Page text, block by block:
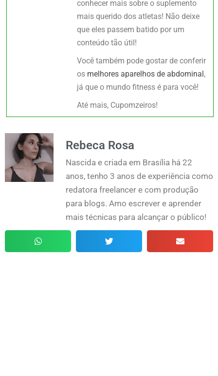
conhecer mais sobre o suplemento
mais querido dos atletas! Não deixe
que eles passem batido por um
conteúdo tão útil!
Você também pode gostar de conferir
os melhores aparelhos de abdominal ,
já que o mundo fitness é para você!
Até mais, Cupomzeiros!
Rebeca Rosa
Nascida e criada em Brasília há 22
anos, tenho 3 anos de experiência como
redatora freelancer e com produção
para blogs. Amo escrever e aprender
mais técnicas para alcançar o público!